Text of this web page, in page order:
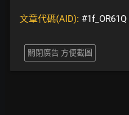
文章代碼(AID): #1f_OR61Q
關閉廣告 方便截圖